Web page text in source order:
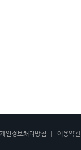
개인정보처리방침 이용약관